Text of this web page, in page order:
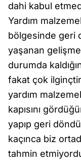
dahi kabul
Yardım
bölgesinde geri
yaşanan
durumda
fakat çok
yardım
kapısını
yapıp geri
kaçınca biz
tahmin